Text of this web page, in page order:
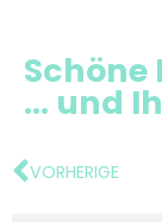
Schöne
... und
VORHERIGE